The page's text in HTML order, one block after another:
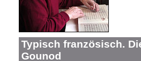
Typisch französisch.
Gounod